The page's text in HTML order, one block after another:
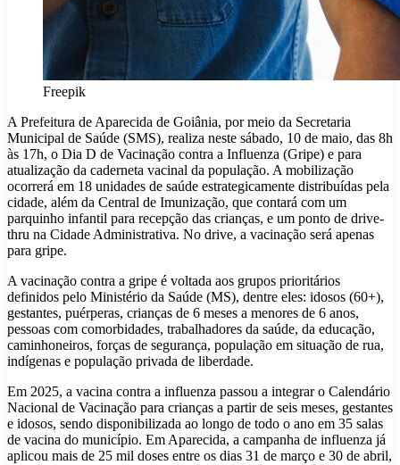
Freepik
A Prefeitura de Aparecida de Goiânia, por meio da Secretaria
Municipal de Saúde (SMS), realiza neste sábado, 10 de maio, das 8h
às 17h, o Dia D de Vacinação contra a Influenza (Gripe) e para
atualização da caderneta vacinal da população. A mobilização
ocorrerá em 18 unidades de saúde estrategicamente distribuídas pela
cidade, além da Central de Imunização, que contará com um
parquinho infantil para recepção das crianças, e um ponto de drive-
thru na Cidade Administrativa. No drive, a vacinação será apenas
para gripe.
A vacinação contra a gripe é voltada aos grupos prioritários
definidos pelo Ministério da Saúde (MS), dentre eles: idosos (60+),
gestantes, puérperas, crianças de 6 meses a menores de 6 anos,
pessoas com comorbidades, trabalhadores da saúde, da educação,
caminhoneiros, forças de segurança, população em situação de rua,
indígenas e população privada de liberdade.
Em 2025, a vacina contra a influenza passou a integrar o Calendário
Nacional de Vacinação para crianças a partir de seis meses, gestantes
e idosos, sendo disponibilizada ao longo de todo o ano em 35 salas
de vacina do município. Em Aparecida, a campanha de influenza já
aplicou mais de 25 mil doses entre os dias 31 de março e 30 de abril,